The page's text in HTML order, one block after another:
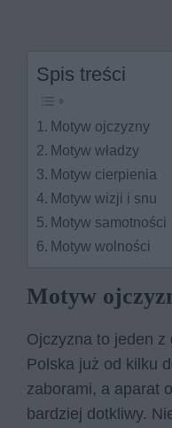
Spis treści
Motyw ojczyzny
Motyw władzy
Motyw cierpienia
Motyw wizji i snu
Motyw samotności
Motyw wolności
Motyw
Ojczyzna to jeden z
Polska już od kilku
zaborami, a aparat
bardziej dotkliwy.